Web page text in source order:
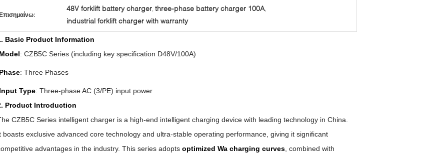
48V forklift battery charger, three-phase battery charger 100A,
industrial forklift charger with warranty
Basic Product Information
: CZB5C Series (including key specification D48V/100A)
: Three Phases
Type: Three-phase AC (3/PE) input power
Product Introduction
CZB5C Series intelligent charger is a high-end intelligent charging device with leading technology in China.
boasts exclusive advanced core technology and ultra-stable operating performance, giving it significant
advantages in the industry. This series adopts optimized Wa charging curves , combined with